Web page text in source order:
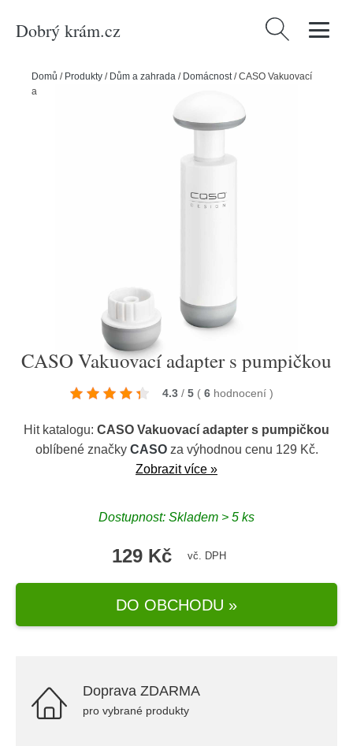
Dobrý krám.cz Vyhledávání
Domů / Produkty / Dům a zahrada / Domácnost/CASO Vakuovací
adapter s pumpičkou
CASO Vakuovací adapter s pumpičkou
4.3 / 5 ( 6 hodnocení )
Hit katalogu: CASO Vakuovací adapter s pumpičkou
oblíbené značky CASOza výhodnou cenu 129 Kč.
Zobrazit více »
Dostupnost: Skladem > 5 ks
129 Kč vč. DPH
DO OBCHODU »
Doprava ZDARMA
pro vybrané produkty